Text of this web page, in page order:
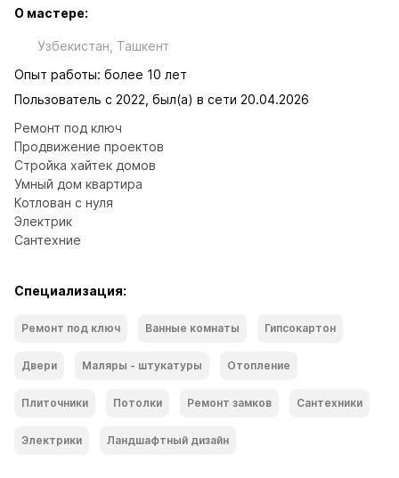
О мастере:
Узбекистан, Ташкент
Опыт работы: более 10 лет
Пользователь с 2022, был(а) в сети 20.04.2026
Ремонт под ключ
Продвижение проектов
Стройка хайтек домов
Умный дом квартира
Котлован с нуля
Электрик
Сантехние
Специализация:
Ремонт под ключ Ванные комнаты Гипсокартон
Двери Маляры - штукатуры Отопление
Плиточники Потолки Ремонт замков Сантехники
Электрики Ландшафтный дизайн